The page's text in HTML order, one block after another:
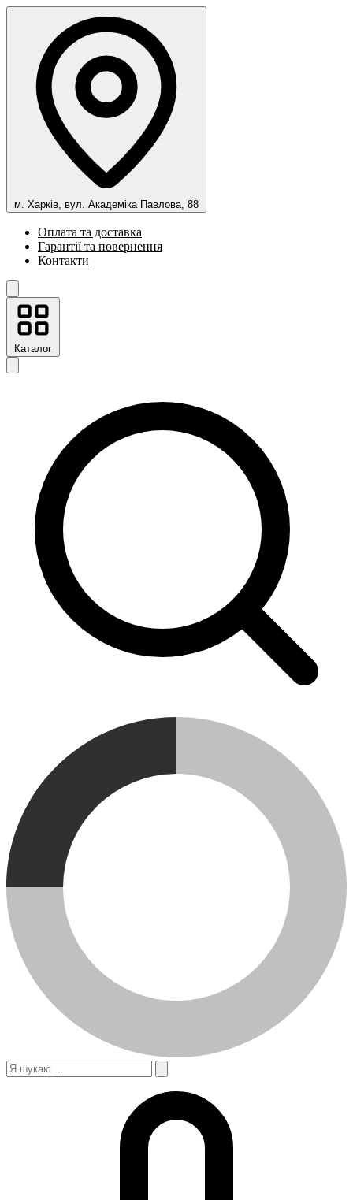
м. Харків, вул. Академіка Павлова, 88
Оплата та доставка
Гарантії та повернення
Контакти
Каталог